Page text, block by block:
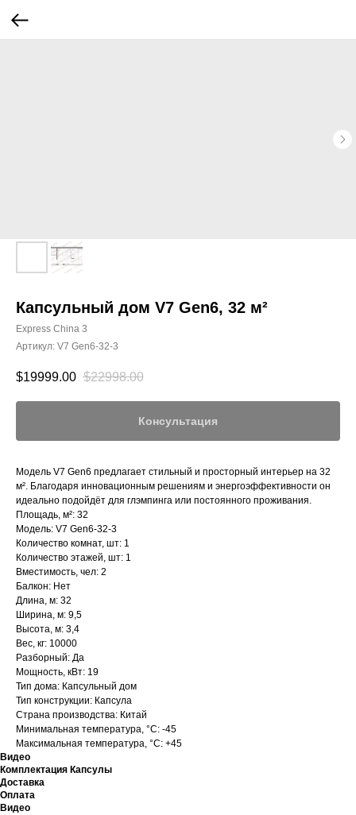
Капсульный дом V7 Gen6, 32 м²
Express China 3
Артикул: V7 Gen6-32-3
$19999.00 $22998.00
Консультация
Модель V7 Gen6 предлагает стильный и просторный интерьер на 32
м². Благодаря инновационным решениям и энергоэффективности он
идеально подойдёт для глэмпинга или постоянного проживания.
Площадь, м²: 32
Модель: V7 Gen6-32-3
Количество комнат, шт: 1
Количество этажей, шт: 1
Вместимость, чел: 2
Балкон: Нет
Длина, м: 32
Ширина, м: 9,5
Высота, м: 3,4
Вес, кг: 10000
Разборный: Да
Мощность, кВт: 19
Тип дома: Капсульный дом
Тип конструкции: Капсула
Страна производства: Китай
Минимальная температура, °C: -45
Максимальная температура, °C: +45
Видео
Комплектация Капсулы
Доставка
Оплата
Видео